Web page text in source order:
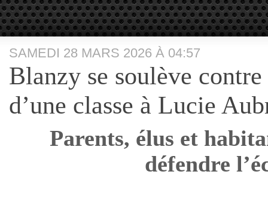
SAMEDI 28 MARS 2026 À 04:57
Blanzy se soulève
d’une classe à Lucie
Parents, élus et
défendre